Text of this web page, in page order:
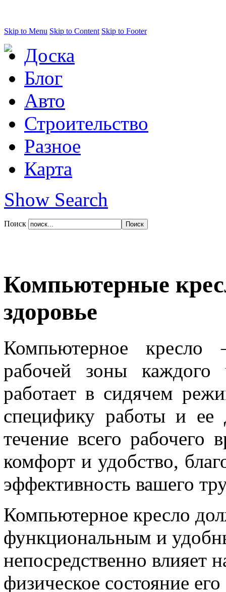
Skip to Menu Skip to Content Skip to Footer
Доска
Блог
Авто
Строительство
Разное
Карта
Show Search
Поиск
Компьютерные
здоровье
Компьютерное кресло
рабочей зоны каждого
работает в сидячем
специфику работы и ее
течение всего рабочего
комфорт и удобство,
эффективность вашего
Компьютерное кресло
функциональным и
непосредственно влияет
физическое состояние